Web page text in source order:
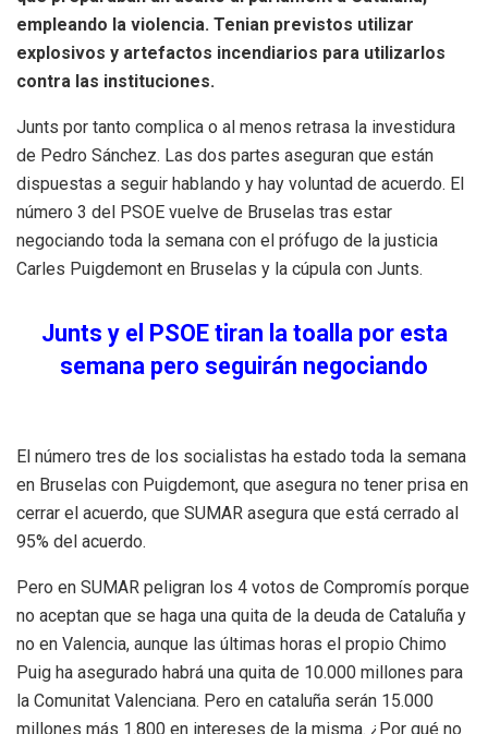
empleando la violencia. Tenian previstos utilizar
explosivos y artefactos incendiarios para utilizarlos
contra las instituciones.
Junts por tanto complica o al menos retrasa la investidura
de Pedro Sánchez. Las dos partes aseguran que están
dispuestas a seguir hablando y hay voluntad de acuerdo. El
número 3 del PSOE vuelve de Bruselas tras estar
negociando toda la semana con el prófugo de la justicia
Carles Puigdemont en Bruselas y la cúpula con Junts.
Junts y el PSOE tiran la toalla por esta
semana pero seguirán negociando
El número tres de los socialistas ha estado toda la semana
en Bruselas con Puigdemont, que asegura no tener prisa en
cerrar el acuerdo, que SUMAR asegura que está cerrado al
95% del acuerdo.
Pero en SUMAR peligran los 4 votos de Compromís porque
no aceptan que se haga una quita de la deuda de Cataluña y
no en Valencia, aunque las últimas horas el propio Chimo
Puig ha asegurado habrá una quita de 10.000 millones para
la Comunitat Valenciana. Pero en cataluña serán 15.000
millones más 1.800 en intereses de la misma. ¿Por qué no